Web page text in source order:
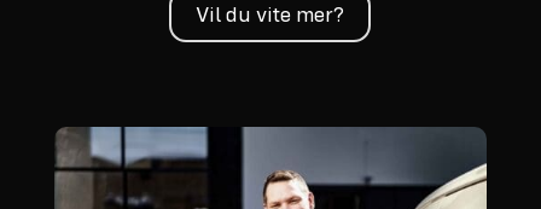
Vil du vite mer?